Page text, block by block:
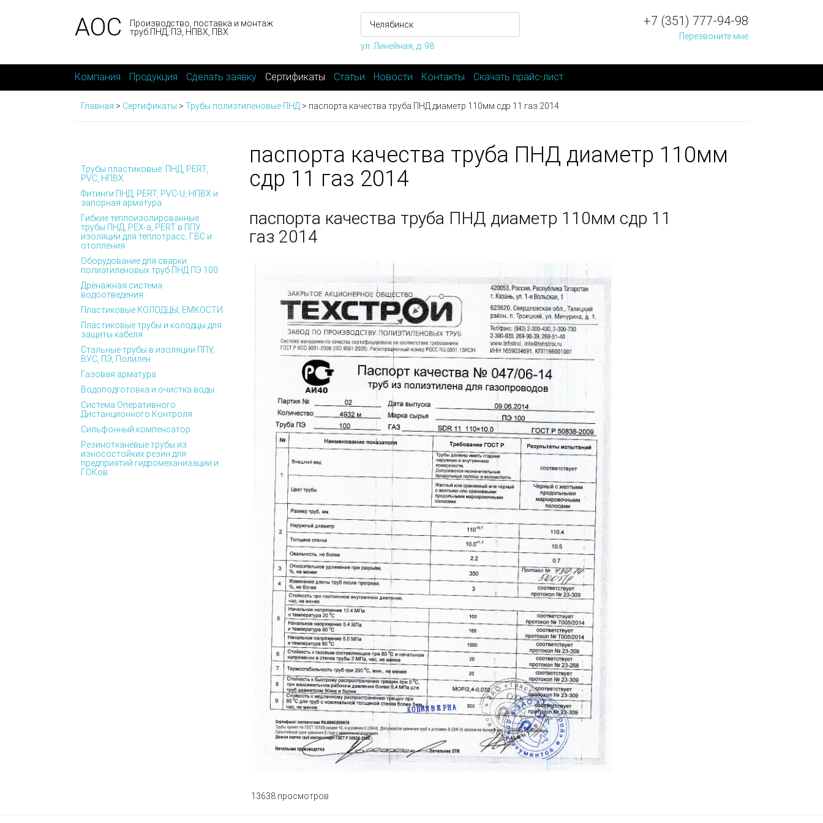
АОС
Производство, поставка и монтаж
труб ПНД, ПЭ, НПВХ, ПВХ
ул. Линейная, д. 98
+7 (351) 777-94-98
Перезвоните мне
Компания Продукция Сделать заявку Сертификаты Статьи Новости Контакты Скачать прайс-лист
Главная > Сертификаты > Трубы полиэтиленовые ПНД > паспорта качества труба ПНД диаметр 110мм сдр 11 газ 2014
паспорта качества труба ПНД диаметр 110мм
сдр 11 газ 2014
паспорта качества труба ПНД диаметр 110мм сдр 11
газ 2014
13638 просмотров
Трубы пластиковые: ПНД, PERT,
PVC, НПВХ
Фитинги ПНД, PERT, PVC-U, НПВХ и
запорная арматура
Гибкие теплоизолированные
трубы ПНД, PEX-а, PERT в ППУ
изоляции для теплотрасс, ГВС и
отопления
Оборудование для сварки
полиэтиленовых труб ПНД ПЭ 100
Дренажная система
водоотведения
Пластиковые КОЛОДЦЫ, ЕМКОСТИ
Пластиковые трубы и колодцы для
защиты кабеля
Стальные трубы в изоляции ППУ,
ВУС, ПЭ, Полилен
Газовая арматура
Водоподготовка и очистка воды
Система Оперативного
Дистанционного Контроля
Сильфонный компенсатор
Резинотканевые трубы из
износостойких резин для
предприятий гидромеханизации и
ГОКов